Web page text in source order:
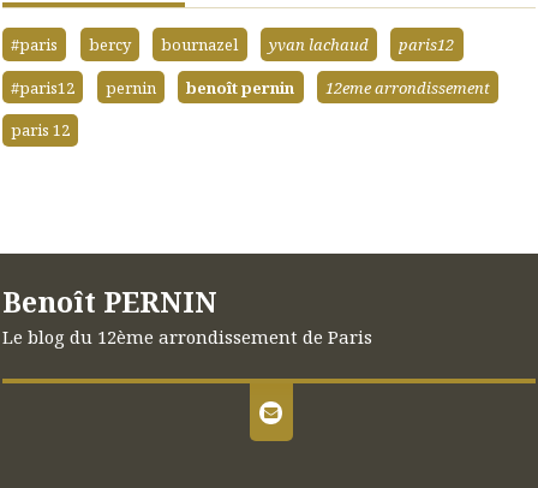
#paris bercy bournazel yvan lachaud
paris12
#paris12
pernin benoît pernin
12eme arrondissement
paris 12
Benoît PERNIN
Le blog du 12ème arrondissement de Paris